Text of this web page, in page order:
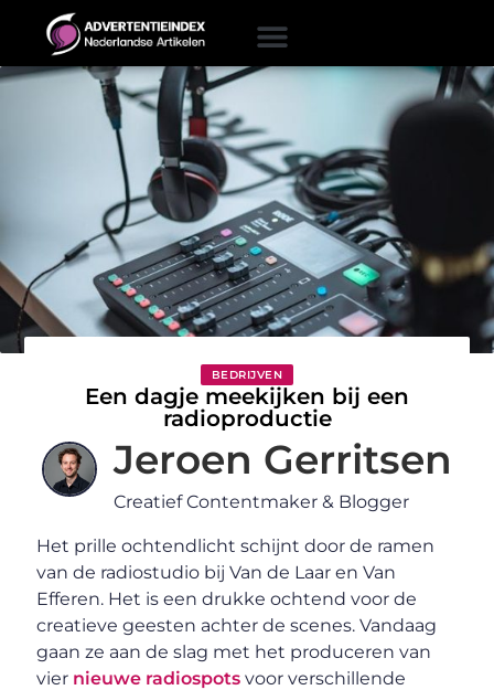
BEDRIJVEN
Een dagje meekijken bij een
radioproductie
Jeroen Gerritsen
Creatief Contentmaker & Blogger
Het prille ochtendlicht schijnt door de ramen
van de radiostudio bij Van de Laar en Van
Efferen. Het is een drukke ochtend voor de
creatieve geesten achter de scenes. Vandaag
gaan ze aan de slag met het produceren van
vier nieuwe radiospots voor verschillende